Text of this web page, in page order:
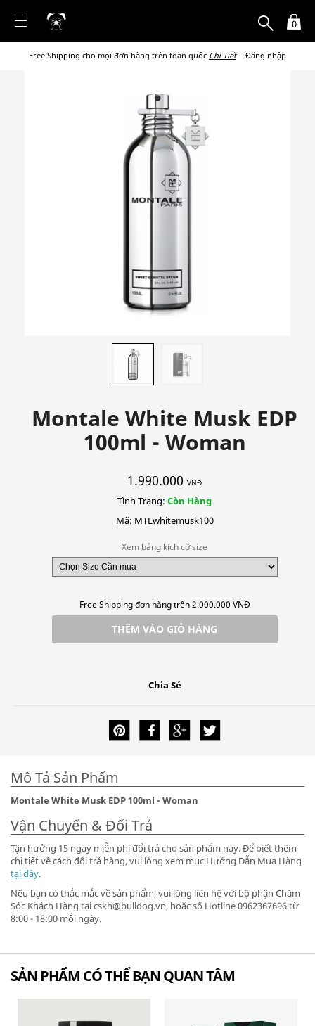
0
Free Shipping cho mọi đơn hàng trên toàn quốc Chi Tiết Đăng nhập
Montale White Musk EDP
100ml - Woman
1.990.000 VNĐ
Tình Trạng: Còn Hàng
Mã: MTLwhitemusk100
Xem bảng kích cỡ size
Free Shipping đơn hàng trên 2.000.000 VNĐ
THÊM VÀO GIỎ HÀNG
Chia Sẻ
Mô Tả Sản Phẩm
Montale White Musk EDP 100ml - Woman
Vận Chuyển & Đổi Trả
Tận hưởng 15 ngày miễn phí đổi trả cho sản phẩm này. Để biết thêm
chi tiết về cách đổi trả hàng, vui lòng xem mục Hướng Dẫn Mua Hàng
tại đây.
Nếu bạn có thắc mắc về sản phẩm, vui lòng liên hệ với bộ phận Chăm
Sóc Khách Hàng tại cskh@bulldog.vn, hoặc số Hotline 0962367696 từ
8:00 - 18:00 mỗi ngày.
SẢN PHẨM CÓ THỂ BẠN QUAN TÂM